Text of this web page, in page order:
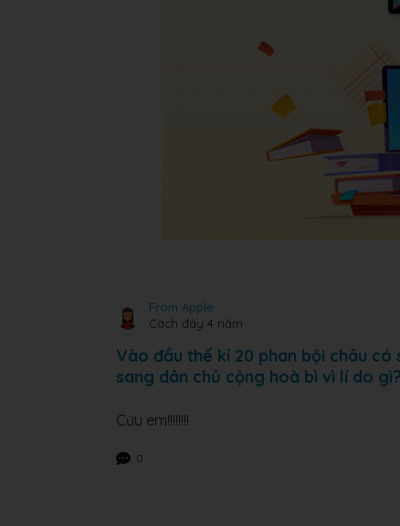
From Apple
Cách đây 4 năm
Vào đầu thế kỉ 20 phan bội châu
sang dân chủ cộng hoà bì vì lí do gì?
Cứu em!!!!!!!!
0